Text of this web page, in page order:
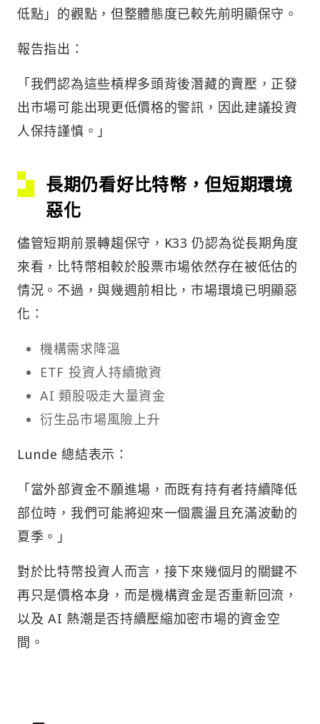
低點」的觀點，但整體態度已較先前明顯保守。
報告指出：
「我們認為這些槓桿多頭背後潛藏的賣壓，正發
出市場可能出現更低價格的警訊，因此建議投資
人保持謹慎。」
長期仍看好比特幣，但短期環境
惡化
儘管短期前景轉趨保守，K33 仍認為從長期角度
來看，比特幣相較於股票市場依然存在被低估的
情況。不過，與幾週前相比，市場環境已明顯惡
化：
機構需求降溫
ETF 投資人持續撤資
AI 類股吸走大量資金
衍生品市場風險上升
Lunde 總結表示：
「當外部資金不願進場，而既有持有者持續降低
部位時，我們可能將迎來一個震盪且充滿波動的
夏季。」
對於比特幣投資人而言，接下來幾個月的關鍵不
再只是價格本身，而是機構資金是否重新回流，
以及 AI 熱潮是否持續壓縮加密市場的資金空
間。